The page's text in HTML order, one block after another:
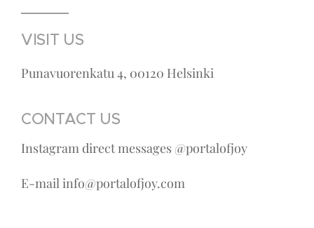
VISIT US
Punavuorenkatu 4, 00120 Helsinki
CONTACT US
Instagram direct messages @portalofjoy
E-mail info@portalofjoy.com